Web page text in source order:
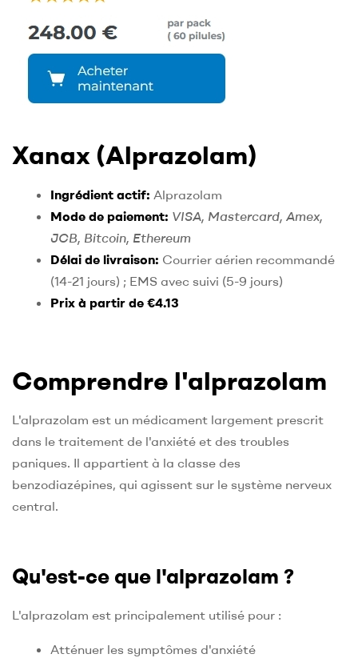
Xanax (Alprazolam)
Ingrédient actif: Alprazolam
Mode de paiement: VISA, Mastercard, Amex,
JCB, Bitcoin, Ethereum
Délai de livraison: Courrier aérien recommandé
(14-21 jours) ; EMS avec suivi (5-9 jours)
Prix à partir de €4.13
Comprendre l'alprazolam
L'alprazolam est un médicament largement prescrit
dans le traitement de l'anxiété et des troubles
paniques. Il appartient à la classe des
benzodiazépines, qui agissent sur le système nerveux
central.
Qu'est-ce que l'alprazolam ?
L'alprazolam est principalement utilisé pour :
Atténuer les symptômes d'anxiété